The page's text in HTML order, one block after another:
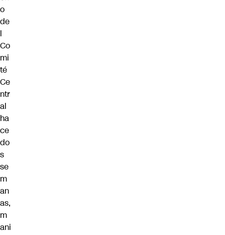
o
de
l
Co
mi
té
Ce
ntr
al
ha
ce
do
s
se
m
an
as,
m
ani